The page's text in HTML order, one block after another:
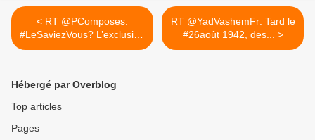
< RT @PComposes:
#LeSaviezVous? L’exclusion
totale...
RT @YadVashemFr: Tard le
#26août 1942, des... >
Hébergé par Overblog
Top articles
Pages